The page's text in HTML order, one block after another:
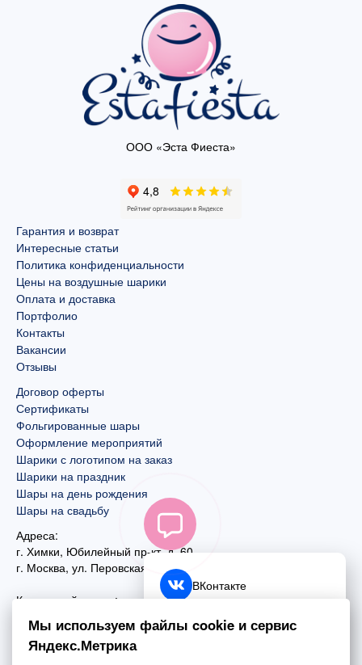
ООО «Эста Фиеста»
Гарантия и возврат
Интересные статьи
Политика конфиденциальности
Цены на воздушные шарики
Оплата и доставка
Портфолио
Контакты
Вакансии
Отзывы
Договор оферты
Сертификаты
Фольгированные шары
Оформление мероприятий
Шарики с логотипом на заказ
Шарики на праздник
Шары на день рождения
Шары на свадьбу
Адреса:
г. Химки, Юбилейный пр-кт, д. 60
г. Москва, ул. Перовская, д. 59
Контактный номер:
+7 (495) 970-44-75
ВКонтакте
Telegram
Мы используем файлы cookie и сервис
Яндекс.Метрика